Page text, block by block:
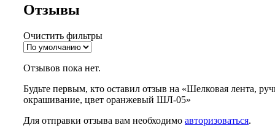
Отзывы
Очистить фильтры
Отзывов пока нет.
Будьте первым, кто оставил отзыв на «Шелковая лента,
окрашивание, цвет оранжевый ШЛ-05»
Для отправки отзыва вам необходимо авторизоваться.